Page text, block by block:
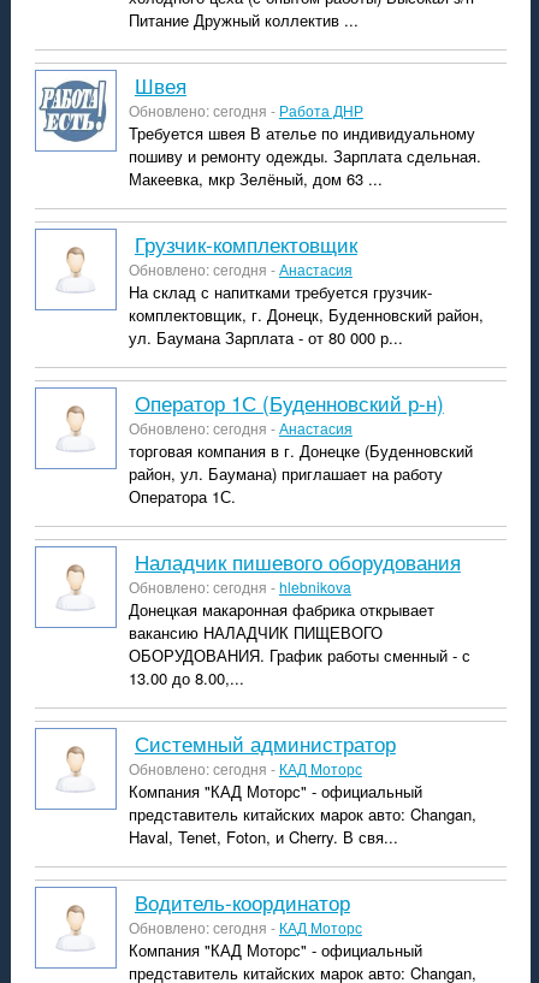
Питание Дружный коллектив ...
швея
Обновлено: сегодня - Работа ДНР
Требуется швея В ателье по индивидуальному
пошиву и ремонту одежды. Зарплата сдельная.
Макеевка, мкр Зелёный, дом 63 ...
Грузчик-комплектовщик
Обновлено: сегодня -Анастасия
На склад с напитками требуется грузчик-
комплектовщик, г. Донецк, Буденновский район,
ул. Баумана Зарплата - от 80 000 р...
Оператор 1С (Буденновский р-н)
Обновлено: сегодня -Анастасия
торговая компания в г. Донецке (Буденновский
район, ул. Баумана) приглашает на работу
Оператора 1С.
Наладчик пишевого оборудования
Обновлено: сегодня -hlebnikova
Донецкая макаронная фабрика открывает
вакансию НАЛАДЧИК ПИЩЕВОГО
ОБОРУДОВАНИЯ. График работы сменный - с
13.00 до 8.00,...
системный администратор
Обновлено: сегодня - КАД Моторс
Компания "КАД Моторс" - официальный
представитель китайских марок авто: Changan,
Haval, Tenet, Foton, и Cherry. В свя...
водитель-координатор
Обновлено: сегодня - КАД Моторс
Компания "КАД Моторс" - официальный
представитель китайских марок авто: Changan,